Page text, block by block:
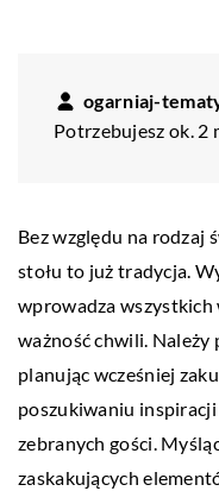
ogarniaj-
Potrzebujesz ok. 2
Bez względu na rodzaj
stołu to już tradycja.
wprowadza
ważność chwili.
planując wcześniej
poszukiwaniu inspiracji
zebranych gości.
zaskakujących